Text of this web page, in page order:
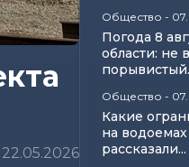
22.05.2026
Общество -
Погода 8
области: не
Общество -
Какие
на
рассказали...